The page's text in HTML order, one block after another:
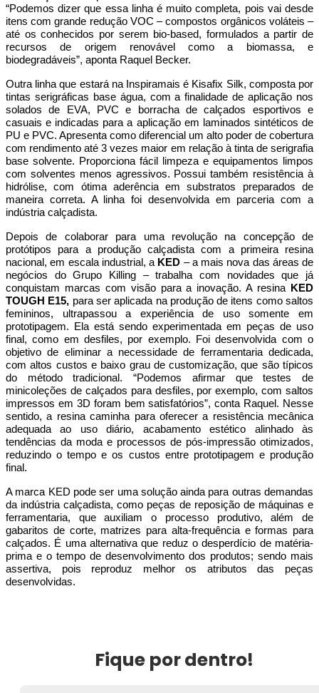
“Podemos dizer que essa linha é muito completa, pois vai desde
itens com grande redução VOC – compostos orgânicos voláteis –
até os conhecidos por serem bio-based, formulados a partir de
recursos de origem renovável como a biomassa, e
biodegradáveis”, aponta Raquel Becker.
Outra linha que estará na Inspiramais é Kisafix Silk, composta por
tintas serigráficas base água, com a finalidade de aplicação nos
solados de EVA, PVC e borracha de calçados esportivos e
casuais e indicadas para a aplicação em laminados sintéticos de
PU e PVC. Apresenta como diferencial um alto poder de cobertura
com rendimento até 3 vezes maior em relação à tinta de serigrafia
base solvente. Proporciona fácil limpeza e equipamentos limpos
com solventes menos agressivos. Possui também resistência à
hidrólise, com ótima aderência em substratos preparados de
maneira correta. A linha foi desenvolvida em parceria com a
indústria calçadista.
Depois de colaborar para uma revolução na concepção de
protótipos para a produção calçadista com a primeira resina
nacional, em escala industrial, a KED – a mais nova das áreas de
negócios do Grupo Killing – trabalha com novidades que já
conquistam marcas com visão para a inovação. A resina
KED
TOUGH E15, para ser aplicada na produção de itens como saltos
femininos, ultrapassou a experiência de uso somente em
prototipagem. Ela está sendo experimentada em peças de uso
final, como em desfiles, por exemplo. Foi desenvolvida com o
objetivo de eliminar a necessidade de ferramentaria dedicada,
com altos custos e baixo grau de customização, que são típicos
do método tradicional. “Podemos afirmar que testes de
minicoleções de calçados para desfiles, por exemplo, com saltos
impressos em 3D foram bem satisfatórios”, conta Raquel. Nesse
sentido, a resina caminha para oferecer a resistência mecânica
adequada ao uso diário, acabamento estético alinhado às
tendências da moda e processos de pós-impressão otimizados,
reduzindo o tempo e os custos entre prototipagem e produção
final.
A marca KED pode ser uma solução ainda para outras demandas
da indústria calçadista, como peças de reposição de máquinas e
ferramentaria, que auxiliam o processo produtivo, além de
gabaritos de corte, matrizes para alta-frequência e formas para
calçados. É uma alternativa que reduz o desperdício de matéria-
prima e o tempo de desenvolvimento dos produtos; sendo mais
assertiva, pois reproduz melhor os atributos das peças
desenvolvidas.
Fique por dentro!